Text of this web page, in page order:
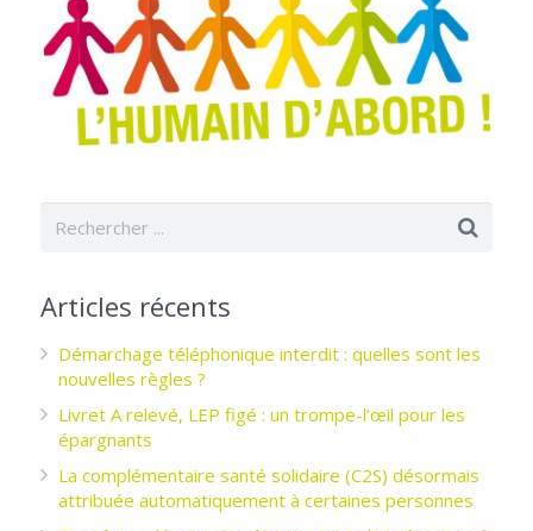
Articles récents
Démarchage téléphonique interdit : quelles sont les
nouvelles règles ?
Livret A relevé, LEP figé : un trompe-l’œil pour les
épargnants ­
La complémentaire santé solidaire (C2S) désormais
attribuée automatiquement à certaines personnes